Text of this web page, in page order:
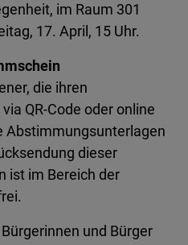
im Raum 301
17. April, 15 Uhr.
die ihren
QR-Code oder online
Abstimmungsunterlagen
dieser
ist im Bereich der
und Bürger